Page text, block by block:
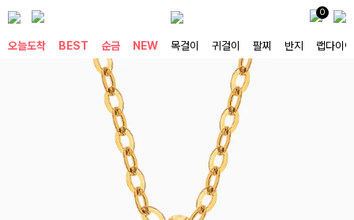
0
오늘도착 BEST 순금 NEW 목걸이 귀걸이 팔찌 반지 랩다이아